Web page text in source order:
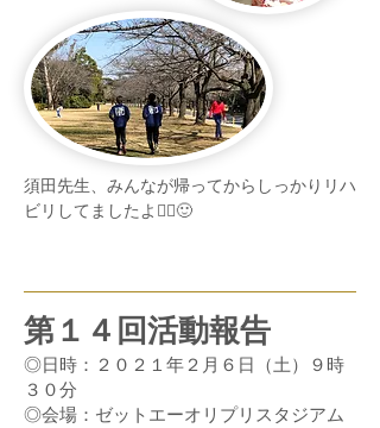
須田先生、みんなが帰ってからしっかりリハ
ビリしてましたよ🏃‍♂️🙂
第１４回活動報告
◎日時：２０２１年２月６日（土）９時
３０分
◎会場：ゼットエーオリプリスタジアム